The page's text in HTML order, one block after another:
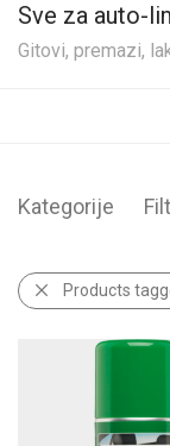
Sve za auto-
Gitovi, premazi,
Kategorije
Products